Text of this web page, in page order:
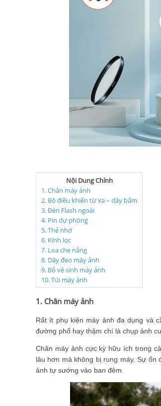
Nội Dung Chính
1. Chân máy ảnh
2. Bộ điều khiển từ xa – dây bấm
3. Đèn Flash ngoài
4. Pin dự phòng
5. Thẻ nhớ
6. Kính lọc
7. Loa che nắng
8. Dây đeo máy ảnh
9. Bộ vệ sinh máy ảnh
10. Túi máy ảnh
1. Chân máy ảnh
Rất ít phụ kiện máy ảnh đa dụng và
đường phố hay thậm chí là chụp ảnh
Chân máy ảnh cực kỳ hữu ích trong
lâu hơn mà không bị rung máy. Sự
ảnh tự sướng vào ban đêm.